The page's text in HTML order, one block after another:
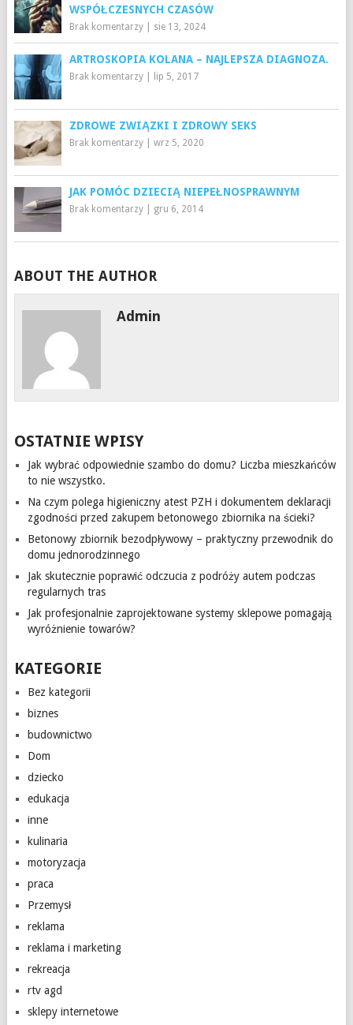
WSPÓŁCZESNYCH CZASÓW
Brak komentarzy| sie 13, 2024
ARTROSKOPIA KOLANA – NAJLEPSZA DIAGNOZA.
Brak komentarzy| lip 5, 2017
ZDROWE ZWIĄZKI I ZDROWY SEKS
Brak komentarzy| wrz 5, 2020
JAK POMÓC DZIECIĄ NIEPEŁNOSPRAWNYM
Brak komentarzy| gru 6, 2014
ABOUT THE AUTHOR
Admin
OSTATNIE WPISY
Jak wybrać odpowiednie szambo do domu? Liczba mieszkańców
to nie wszystko.
Na czym polega higieniczny atest PZH i dokumentem deklaracji
zgodności przed zakupem betonowego zbiornika na ścieki?
Betonowy zbiornik bezodpływowy – praktyczny przewodnik do
domu jednorodzinnego
Jak skutecznie poprawić odczucia z podróży autem podczas
regularnych tras
Jak profesjonalnie zaprojektowane systemy sklepowe pomagają
wyróżnienie towarów?
KATEGORIE
Bez kategorii
biznes
budownictwo
Dom
dziecko
edukacja
inne
kulinaria
motoryzacja
praca
Przemysł
reklama
reklama i marketing
rekreacja
rtv agd
sklepy internetowe